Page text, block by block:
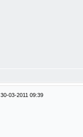
30-03-2011 09:39